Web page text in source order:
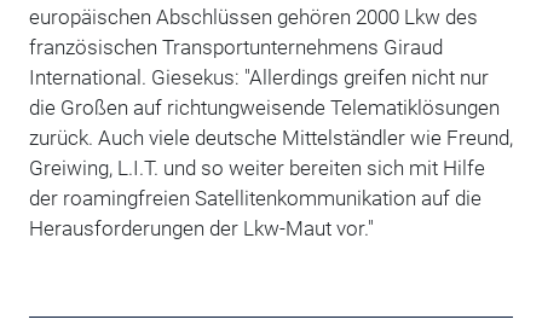
europäischen Abschlüssen gehören 2000 Lkw des
französischen Transportunternehmens Giraud
International. Giesekus: "Allerdings greifen nicht nur
die Großen auf richtungweisende Telematiklösungen
zurück. Auch viele deutsche Mittelständler wie Freund,
Greiwing, L.I.T. und so weiter bereiten sich mit Hilfe
der roamingfreien Satellitenkommunikation auf die
Herausforderungen der Lkw-Maut vor."